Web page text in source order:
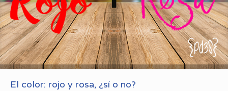
El color: rojo y rosa, ¿sí o no?